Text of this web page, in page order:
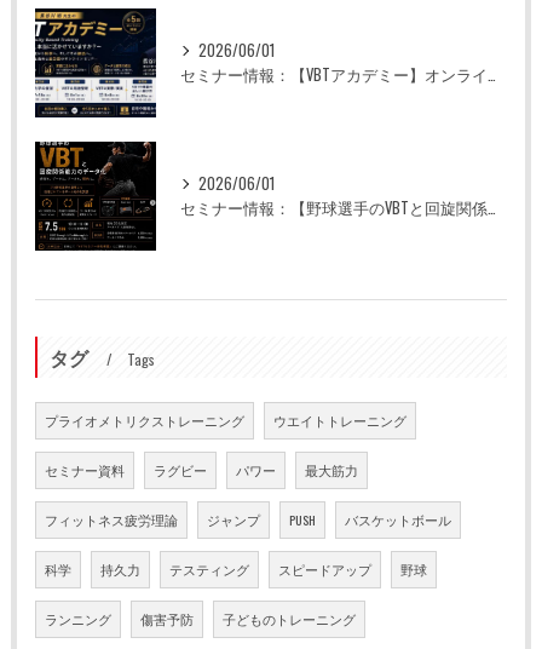
2026/06/01
2026/06/01
セミナー情報：【野球選手のVBTと回旋関係能力のデータ化】
タグ Tags
プライオメトリクストレーニング ウエイトトレーニング
セミナー資料 ラグビー パワー 最大筋力
フィットネス疲労理論 ジャンプ PUSH バスケットボール
科学 持久力 テスティング スピードアップ 野球
ランニング 傷害予防 子どものトレーニング